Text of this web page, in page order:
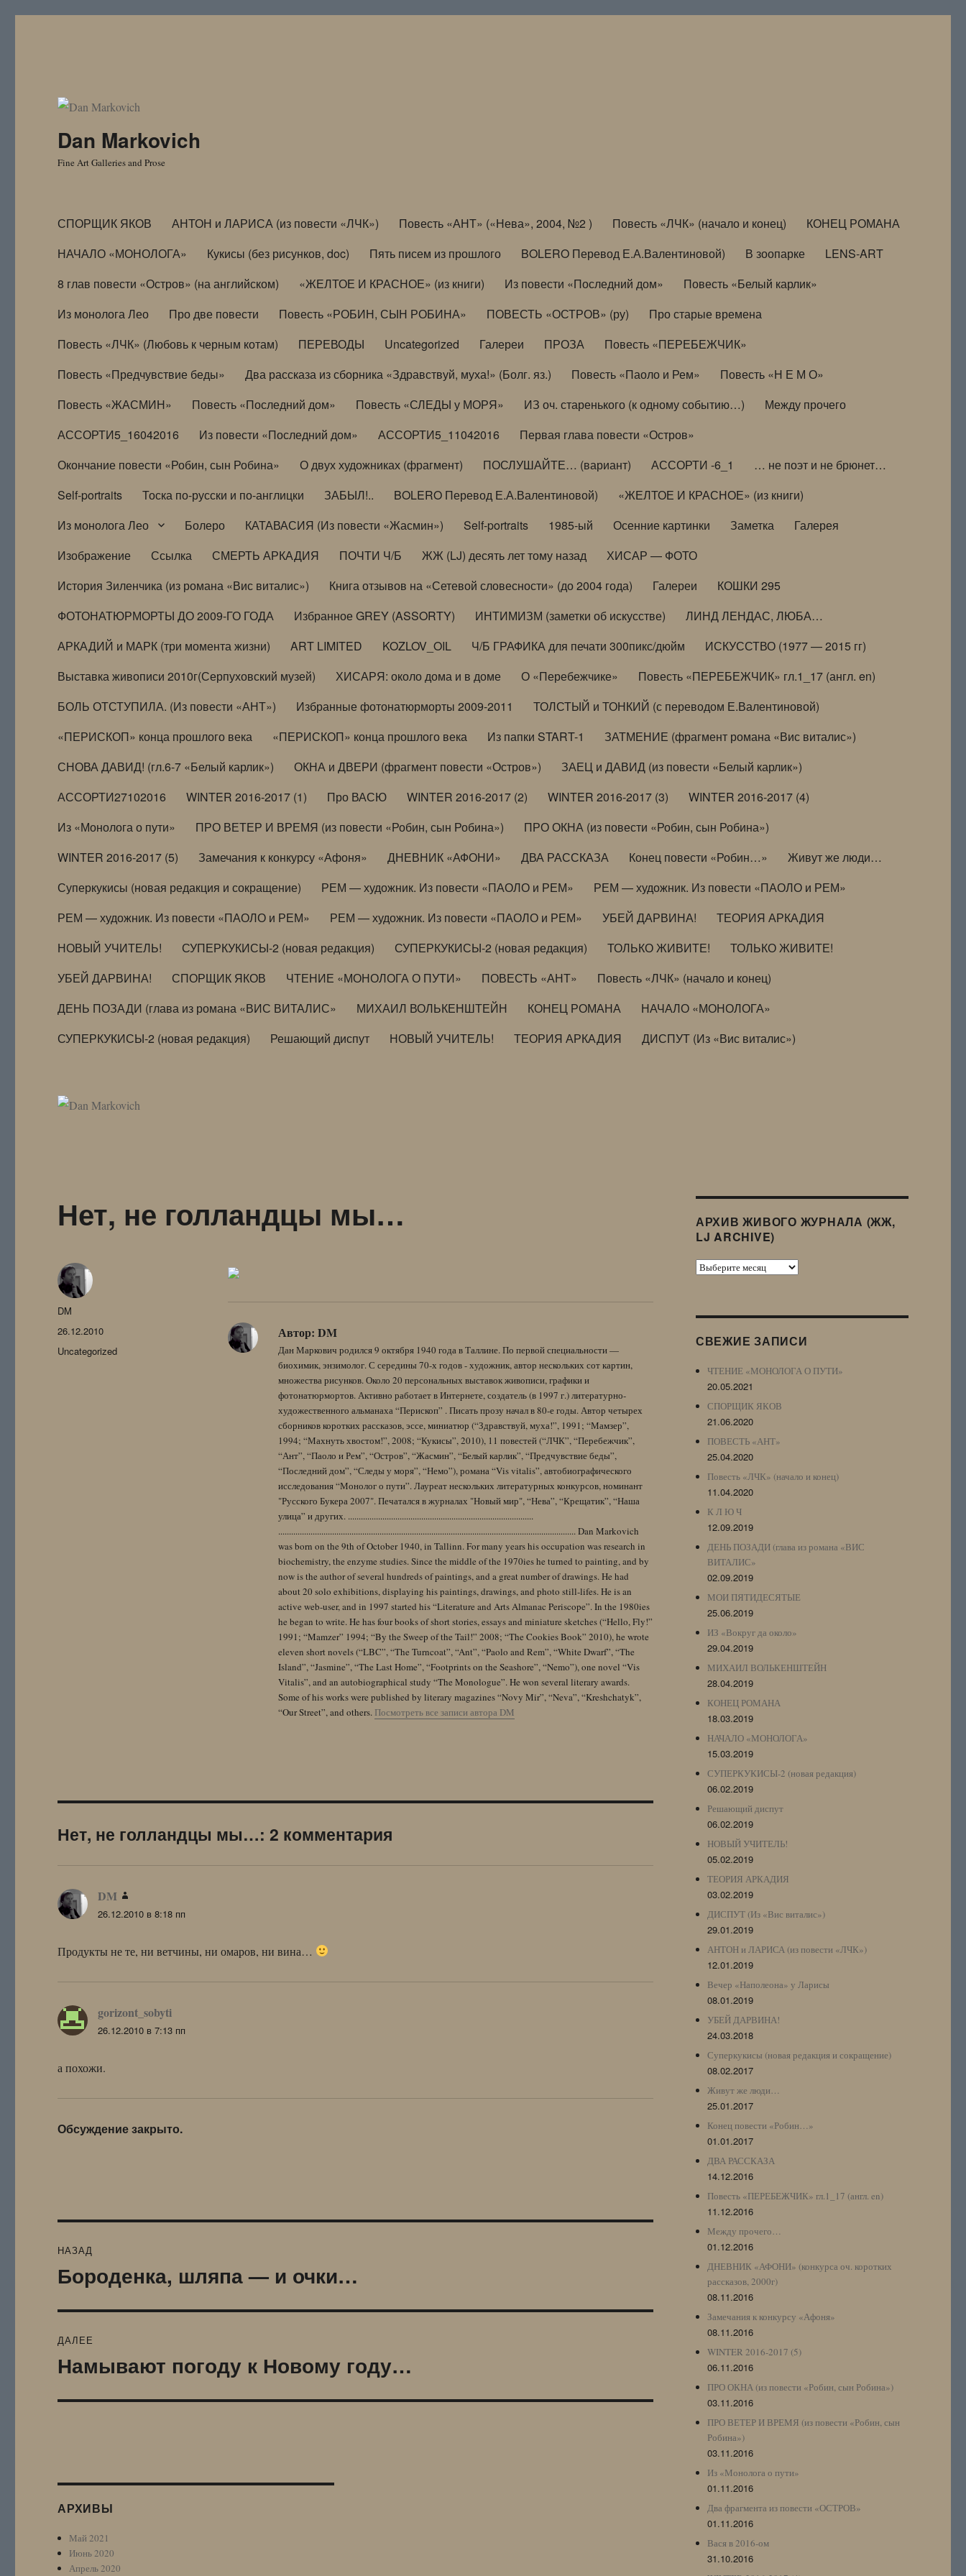
Dan Markovich
Fine Art Galleries and Prose
СПОРЩИК ЯКОВ АНТОН и ЛАРИСА (из повести «ЛЧК») Повесть «АНТ» («Нева», 2004, №2 ) Повесть «ЛЧК» (начало и конец)
КОНЕЦ РОМАНА
НАЧАЛО «МОНОЛОГА»
Кукисы (без рисунков, doc) Пять писем из прошлого BOLERO Перевод Е.А.Валентиновой) В зоопарке
LENS-ART
8 глав повести «Остров» (на английском)
«ЖЕЛТОЕ И КРАСНОЕ» (из книги) Из повести «Последний дом»
Повесть «Белый карлик»
Из монолога Лео
Про две повести Повесть «РОБИН, СЫН РОБИНА» ПОВЕСТЬ «ОСТРОВ» (ру)
Про старые времена
Повесть «ЛЧК» (Любовь к черным котам)
ПЕРЕВОДЫ Uncategorized Галереи ПРОЗА
Повесть «ПЕРЕБЕЖЧИК»
Повесть «Предчувствие беды»
Два рассказа из сборника «Здравствуй, муха!» (Болг. яз.) Повесть «Паоло и Рем»
Повесть «Н Е М О»
Повесть «ЖАСМИН»
Повесть «Последний дом» Повесть «СЛЕДЫ у МОРЯ» ИЗ оч. старенького (к одному событию…)
Между прочего
АССОРТИ5_16042016
Из повести «Последний дом» АССОРТИ5_11042016
Первая глава повести «Остров»
Окончание повести «Робин, сын Робина»
О двух художниках (фрагмент) ПОСЛУШАЙТЕ… (вариант) АССОРТИ -6_1
… не поэт и не брюнет…
Self-portraits
Тоска по-русски и по-англицки ЗАБЫЛ!.. BOLERO Перевод Е.А.Валентиновой)
«ЖЕЛТОЕ И КРАСНОЕ» (из книги)
Из монолога Лео
Болеро КАТАВАСИЯ (Из повести «Жасмин») Self-portraits 1985-ый Осенние картинки Заметка
Галерея
Изображение
Ссылка СМЕРТЬ АРКАДИЯ ПОЧТИ Ч/Б ЖЖ (LJ) десять лет тому назад
ХИСАР — ФОТО
История Зиленчика (из романа «Вис виталис»)
Книга отзывов на «Сетевой словесности» (до 2004 года) Галереи
КОШКИ 295
ФОТОНАТЮРМОРТЫ ДО 2009-ГО ГОДА
Избранное GREY (ASSORTY) ИНТИМИЗМ (заметки об искусстве)
ЛИНД ЛЕНДАС, ЛЮБА…
АРКАДИЙ и МАРК (три момента жизни)
ART LIMITED KOZLOV_OIL Ч/Б ГРАФИКА для печати 300пикс/дюйм
ИСКУССТВО (1977 — 2015 гг)
Выставка живописи 2010г(Серпуховский музей)
ХИСАРЯ: около дома и в доме О «Перебежчике»
Повесть «ПЕРЕБЕЖЧИК» гл.1_17 (англ. en)
БОЛЬ ОТСТУПИЛА. (Из повести «АНТ»)
Избранные фотонатюрморты 2009-2011
ТОЛСТЫЙ и ТОНКИЙ (с переводом Е.Валентиновой)
«ПЕРИСКОП» конца прошлого века
«ПЕРИСКОП» конца прошлого века Из папки START-1
ЗАТМЕНИЕ (фрагмент романа «Вис виталис»)
СНОВА ДАВИД! (гл.6-7 «Белый карлик»)
ОКНА и ДВЕРИ (фрагмент повести «Остров»)
ЗАЕЦ и ДАВИД (из повести «Белый карлик»)
АССОРТИ27102016
WINTER 2016-2017 (1) Про ВАСЮ WINTER 2016-2017 (2) WINTER 2016-2017 (3)
WINTER 2016-2017 (4)
Из «Монолога о пути»
ПРО ВЕТЕР И ВРЕМЯ (из повести «Робин, сын Робина»)
ПРО ОКНА (из повести «Робин, сын Робина»)
WINTER 2016-2017 (5)
Замечания к конкурсу «Афоня» ДНЕВНИК «АФОНИ» ДВА РАССКАЗА Конец повести «Робин…»
Живут же люди…
Суперкукисы (новая редакция и сокращение)
РЕМ — художник. Из повести «ПАОЛО и РЕМ»
РЕМ — художник. Из повести «ПАОЛО и РЕМ»
РЕМ — художник. Из повести «ПАОЛО и РЕМ»
РЕМ — художник. Из повести «ПАОЛО и РЕМ» УБЕЙ ДАРВИНА!
ТЕОРИЯ АРКАДИЯ
НОВЫЙ УЧИТЕЛЬ!
СУПЕРКУКИСЫ-2 (новая редакция) СУПЕРКУКИСЫ-2 (новая редакция) ТОЛЬКО ЖИВИТЕ!
ТОЛЬКО ЖИВИТЕ!
УБЕЙ ДАРВИНА!
СПОРЩИК ЯКОВ ЧТЕНИЕ «МОНОЛОГА О ПУТИ» ПОВЕСТЬ «АНТ»
Повесть «ЛЧК» (начало и конец)
ДЕНЬ ПОЗАДИ (глава из романа «ВИС ВИТАЛИС»
МИХАИЛ ВОЛЬКЕНШТЕЙН КОНЕЦ РОМАНА
НАЧАЛО «МОНОЛОГА»
СУПЕРКУКИСЫ-2 (новая редакция)
Решающий диспут НОВЫЙ УЧИТЕЛЬ! ТЕОРИЯ АРКАДИЯ ДИСПУТ (Из «Вис виталис»)
Нет, не голландцы мы…
Автор: DM
Дан Маркович родился 9 октября 1940 года в Таллине. По первой специальности —
биохимик, энзимолог. С середины 70-х годов - художник, автор нескольких сот картин,
множества рисунков. Около 20 персональных выставок живописи, графики и
фотонатюрмортов. Активно работает в Интернете, создатель (в 1997 г.) литературно-
художественного альманаха “Перископ” . Писать прозу начал в 80-е годы. Автор четырех
сборников коротких рассказов, эссе, миниатюр (“Здравствуй, муха!”, 1991; “Мамзер”,
1994; “Махнуть хвостом!”, 2008; “Кукисы”, 2010), 11 повестей (“ЛЧК”, “Перебежчик”,
“Ант”, “Паоло и Рем”, “Остров”, “Жасмин”, “Белый карлик”, “Предчувствие беды”,
“Последний дом”, “Следы у моря”, “Немо”), романа “Vis vitalis”, автобиографического
исследования “Монолог о пути”. Лауреат нескольких литературных конкурсов, номинант
"Русского Букера 2007". Печатался в журналах "Новый мир", “Нева”, “Крещатик”, “Наша
улица” и других. ......................................................................................
.......................................................................................................................................... Dan Markovich
was born on the 9th of October 1940, in Tallinn. For many years his occupation was research in
biochemistry, the enzyme studies. Since the middle of the 1970ies he turned to painting, and by
now is the author of several hundreds of paintings, and a great number of drawings. He had
about 20 solo exhibitions, displaying his paintings, drawings, and photo still-lifes. He is an
active web-user, and in 1997 started his “Literature and Arts Almanac Periscope”. In the 1980ies
he began to write. He has four books of short stories, essays and miniature sketches (“Hello, Fly!”
1991; “Mamzer” 1994; “By the Sweep of the Tail!” 2008; “The Cookies Book” 2010), he wrote
eleven short novels (“LBC”, “The Turncoat”, “Ant”, “Paolo and Rem”, “White Dwarf”, “The
Island”, “Jasmine”, “The Last Home”, “Footprints on the Seashore”, “Nemo”), one novel “Vis
Vitalis”, and an autobiographical study “The Monologue”. He won several literary awards.
Some of his works were published by literary magazines “Novy Mir”, “Neva”, “Kreshchatyk”,
“Our Street”, and others. Посмотреть все записи автора DM
Автор
DM
Опубликовано
26.12.2010
Рубрики
Uncategorized
Нет, не голландцы мы…: 2 комментария
DM
26.12.2010 в 8:18 пп
Продукты не те, ни ветчины, ни омаров, ни вина…
gorizont_sobyti
26.12.2010 в 7:13 пп
а похожи.
Обсуждение закрыто.
по
НАЗАД
Предыдущая
запись:
Бороденка, шляпа — и очки…
ДАЛЕЕ
Следующая
Намывают погоду к Новому году…
АРХИВЫ
Май 2021
Июнь 2020
Апрель 2020
АРХИВ ЖИВОГО ЖУРНАЛА (ЖЖ,
LJ ARCHIVE)
Архив
Archive)
СВЕЖИЕ ЗАПИСИ
ЧТЕНИЕ «МОНОЛОГА О ПУТИ»
20.05.2021
СПОРЩИК ЯКОВ
21.06.2020
ПОВЕСТЬ «АНТ»
25.04.2020
Повесть «ЛЧК» (начало и конец)
11.04.2020
К Л Ю Ч
12.09.2019
ДЕНЬ ПОЗАДИ (глава из романа «ВИС
ВИТАЛИС»
02.09.2019
МОИ ПЯТИДЕСЯТЫЕ
25.06.2019
ИЗ «Вокруг да около»
29.04.2019
МИХАИЛ ВОЛЬКЕНШТЕЙН
28.04.2019
КОНЕЦ РОМАНА
18.03.2019
НАЧАЛО «МОНОЛОГА»
15.03.2019
СУПЕРКУКИСЫ-2 (новая редакция)
06.02.2019
Решающий диспут
06.02.2019
НОВЫЙ УЧИТЕЛЬ!
05.02.2019
ТЕОРИЯ АРКАДИЯ
03.02.2019
ДИСПУТ (Из «Вис виталис»)
29.01.2019
АНТОН и ЛАРИСА (из повести «ЛЧК»)
12.01.2019
Вечер «Наполеона» у Ларисы
08.01.2019
УБЕЙ ДАРВИНА!
24.03.2018
Суперкукисы (новая редакция и сокращение)
08.02.2017
Живут же люди…
25.01.2017
Конец повести «Робин…»
01.01.2017
ДВА РАССКАЗА
14.12.2016
Повесть «ПЕРЕБЕЖЧИК» гл.1_17 (англ. en)
11.12.2016
Между прочего…
01.12.2016
ДНЕВНИК «АФОНИ» (конкурса оч. коротких
рассказов, 2000г)
08.11.2016
Замечания к конкурсу «Афоня»
08.11.2016
WINTER 2016-2017 (5)
06.11.2016
ПРО ОКНА (из повести «Робин, сын Робина»)
03.11.2016
ПРО ВЕТЕР И ВРЕМЯ (из повести «Робин, сын
Робина»)
03.11.2016
Из «Монолога о пути»
01.11.2016
Два фрагмента из повести «ОСТРОВ»
01.11.2016
Вася в 2016-ом
31.10.2016